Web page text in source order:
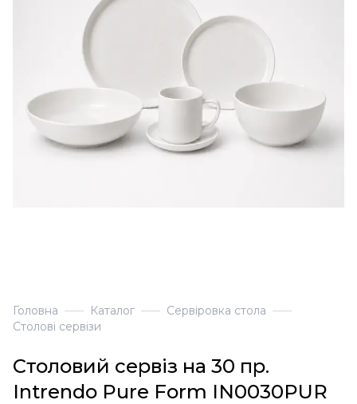
Головна Каталог
Сервіровка стола
Столові сервізи
Столовий сервіз на 30 пр.
Intrendo Pure Form IN0030PUR